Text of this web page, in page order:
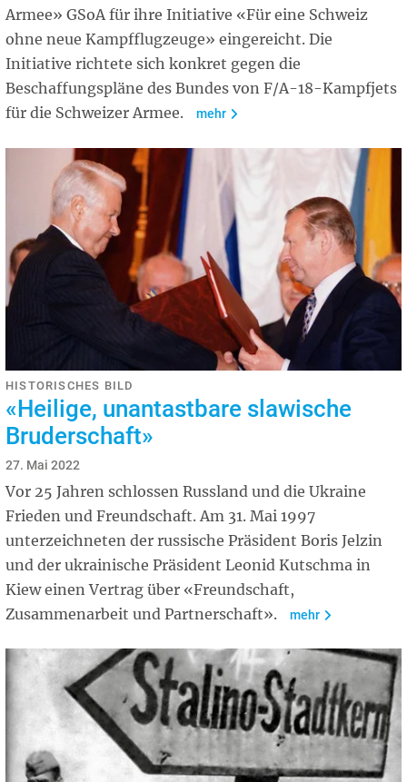
Armee» GSoA für ihre Initiative «Für eine Schweiz
ohne neue Kampfflugzeuge» eingereicht. Die
Initiative richtete sich konkret gegen die
Beschaffungspläne des Bundes von F/A-18-Kampfjets
für die Schweizer Armee.
mehr
HISTORISCHES BILD
«Heilige, unantastbare slawische
Bruderschaft»
27. Mai 2022
Vor 25 Jahren schlossen Russland und die Ukraine
Frieden und Freundschaft. Am 31. Mai 1997
unterzeichneten der russische Präsident Boris Jelzin
und der ukrainische Präsident Leonid Kutschma in
Kiew einen Vertrag über «Freundschaft,
Zusammenarbeit und Partnerschaft».
mehr